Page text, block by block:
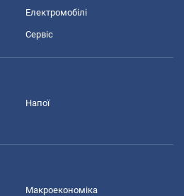
Електромобілі
Сервіс
Напої
Макроекономіка